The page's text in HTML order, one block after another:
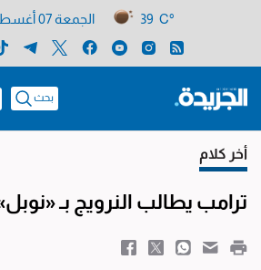
39 C° الجمعة 07 أغسطس 2026
بحث
أخر كلام
ترامب يطالب النرويج بـ